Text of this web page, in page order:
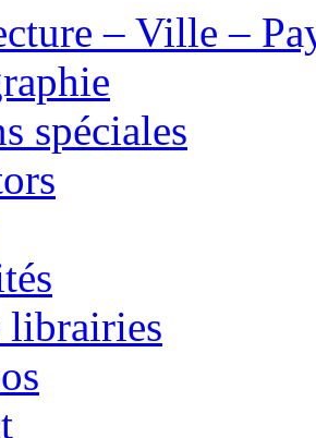
– Ville –
spéciales
librairies